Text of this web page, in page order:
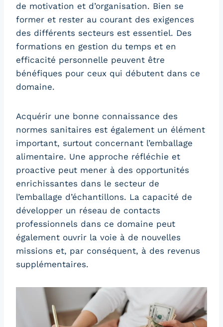
de motivation et d’organisation. Bien se
former et rester au courant des exigences
des différents secteurs est essentiel. Des
formations en gestion du temps et en
efficacité personnelle peuvent être
bénéfiques pour ceux qui débutent dans ce
domaine.
Acquérir une bonne connaissance des
normes sanitaires est également un élément
important, surtout concernant l’emballage
alimentaire. Une approche réfléchie et
proactive peut mener à des opportunités
enrichissantes dans le secteur de
l’emballage d’échantillons. La capacité de
développer un réseau de contacts
professionnels dans ce domaine peut
également ouvrir la voie à de nouvelles
missions et, par conséquent, à des revenus
supplémentaires.